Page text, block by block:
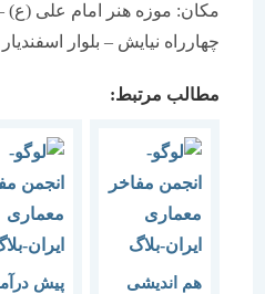
مکان: موزه هنر امام علی (ع) –
چهارراه نیایش – بلوار اسفندیار –
مطالب مرتبط:
هم اندیشی
پیش درآمدی